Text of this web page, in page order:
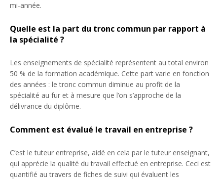
mi-année.
Quelle est la part du tronc commun par rapport à
la spécialité ?
Les enseignements de spécialité représentent au total environ
50 % de la formation académique. Cette part varie en fonction
des années : le tronc commun diminue au profit de la
spécialité au fur et à mesure que l’on s’approche de la
délivrance du diplôme.
Comment est évalué le travail en entreprise ?
C’est le tuteur entreprise, aidé en cela par le tuteur enseignant,
qui apprécie la qualité du travail effectué en entreprise. Ceci est
quantifié au travers de fiches de suivi qui évaluent les